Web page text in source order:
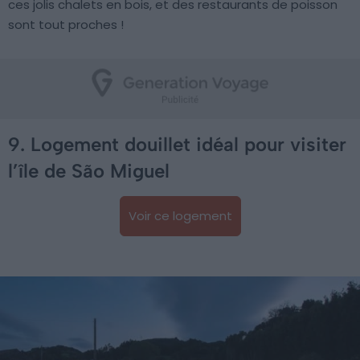
ces jolis chalets en bois, et des restaurants de poisson
sont tout proches !
9. Logement douillet idéal pour visiter
l’île de São Miguel
Voir ce logement